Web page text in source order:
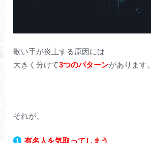
歌い手が炎上する原因には
大きく分けて3つのパターンがあります。
それが、
有名人を気取ってしまう